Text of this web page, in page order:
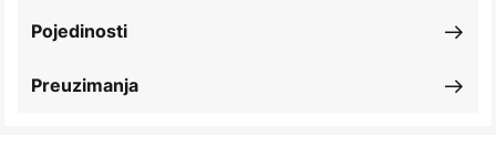
Pojedinosti
Preuzimanja